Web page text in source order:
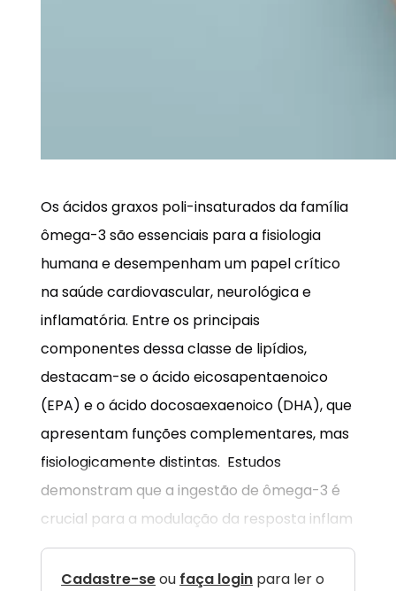
Os ácidos graxos poli-insaturados da família
ômega-3 são essenciais para a fisiologia
humana e desempenham um papel crítico
na saúde cardiovascular, neurológica e
inflamatória. Entre os principais
componentes dessa classe de lipídios,
destacam-se o ácido eicosapentaenoico
(EPA) e o ácido docosaexaenoico (DHA), que
apresentam funções complementares, mas
fisiologicamente distintas. Estudos
demonstram que a ingestão de ômega-3 é
crucial para a modulação da resposta inflam
Cadastre-seou faça login para ler o